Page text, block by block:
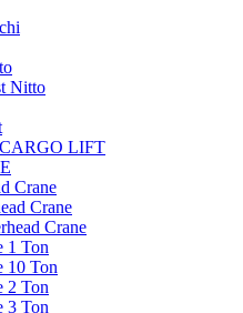
Nitto
LIFT
Crane
Crane
Crane
1 Ton
10 Ton
2 Ton
3 Ton